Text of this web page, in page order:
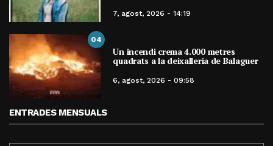
7, agost, 2026 - 14:19
04
Un incendi crema 4.000 metres
quadrats a la deixalleria de Balaguer
6, agost, 2026 - 09:58
ENTRADES MENSUALS